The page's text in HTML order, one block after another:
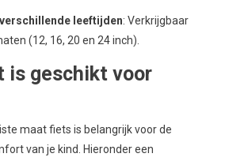
leeftijden: Verkrijgbaar
(12, 16, 20 en 24 inch).
is geschikt voor
maat fiets is belangrijk voor de
van je kind. Hieronder een